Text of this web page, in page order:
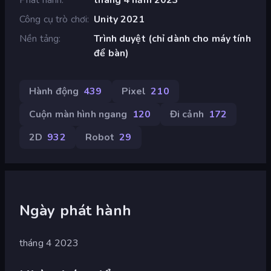
Công cụ trò chơi Unity 2021
Nền tảng
Trình duyệt (chỉ dành cho máy tính
để bàn)
Hành động 439 Pixel 210
Cuộn màn hình ngang 120 Đi cảnh 172
2D 932 Robot 29
Ngày phát hành
tháng 4 2023